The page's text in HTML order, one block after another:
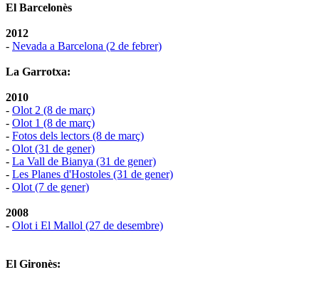
El Barcelonès
2012
- Nevada a Barcelona (2 de febrer)
La Garrotxa:
2010
- Olot 2 (8 de març)
- Olot 1 (8 de març)
- Fotos dels lectors (8 de març)
- Olot (31 de gener)
- La Vall de Bianya (31 de gener)
- Les Planes d'Hostoles (31 de gener)
- Olot (7 de gener)
2008
- Olot i El Mallol (27 de desembre)
El Gironès: